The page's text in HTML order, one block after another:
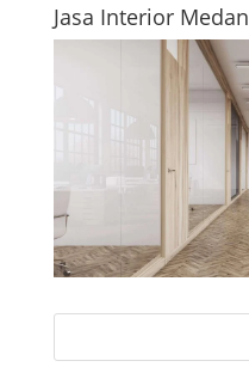
Jasa Interior Medan